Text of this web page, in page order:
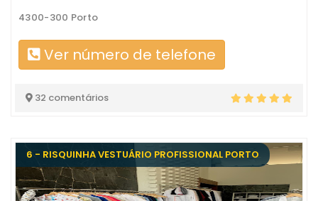
4300-300 Porto
Ver número de telefone
32 comentários
6 - RISQUINHA VESTUÁRIO PROFISSIONAL PORTO